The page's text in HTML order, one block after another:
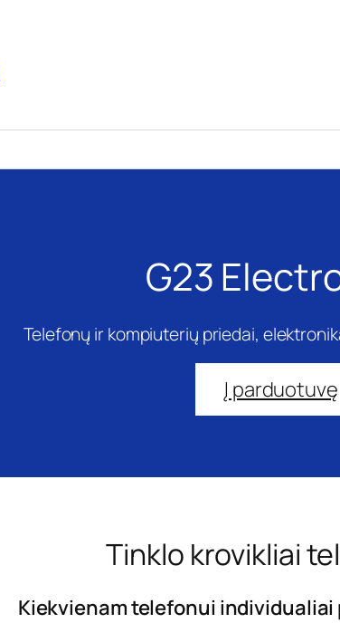
G23
Telefonų ir kompiuterių priedai,
Į parduotuvę
Tinklo krovikliai
Kiekvienam telefonui